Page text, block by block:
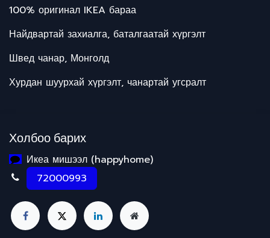
100% оригинал IKEA бараа
Найдвартай захиалга, баталгаатай хүргэлт
Швед чанар, Монголд
Хурдан шуурхай хүргэлт, чанартай угсралт
Холбоо барих
Икеа мишээл (happyhome)
72000993